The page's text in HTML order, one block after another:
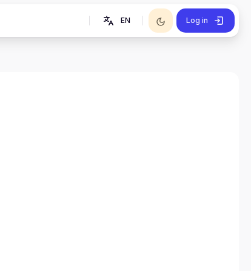
EN Log in